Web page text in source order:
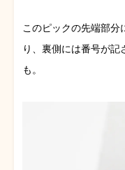
このピックの先端部分
り、裏側には番号が
も。